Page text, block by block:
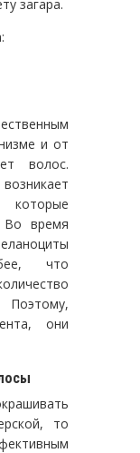
загара.
и от
волос.
Во время
что
Поэтому,
они
то